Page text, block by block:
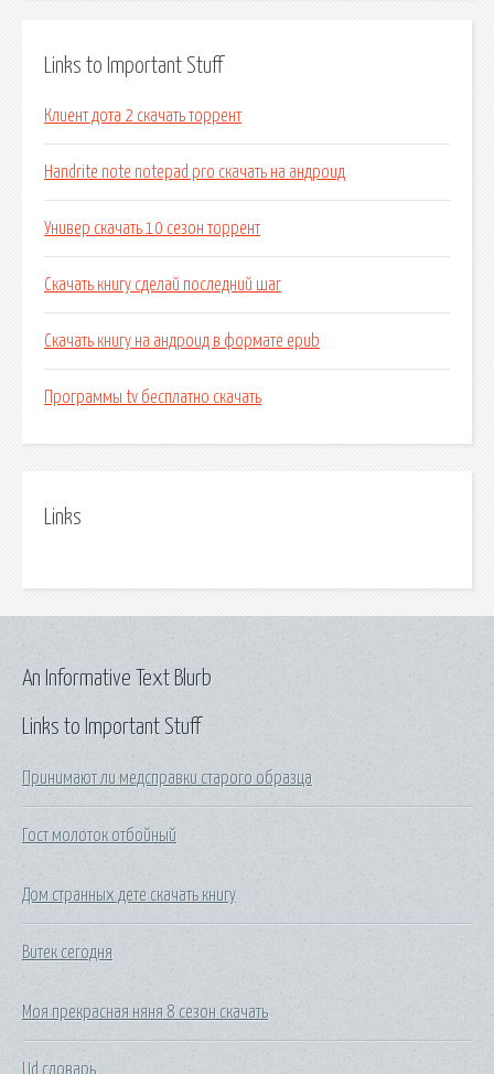
Links to Important Stuff
Клиент дота 2 скачать торрент
Handrite note notepad pro скачать на андроид
Универ скачать 10 сезон торрент
Скачать книгу сделай последний шаг
Скачать книгу на андроид в формате epub
Программы tv бесплатно скачать
Links
Links to Important Stuff
Принимают ли медсправки старого образца
Гост молоток отбойный
Дом странных дете скачать книгу
Витек сегодня
Моя прекрасная няня 8 сезон скачать
Ud словарь
An Informative Text Blurb